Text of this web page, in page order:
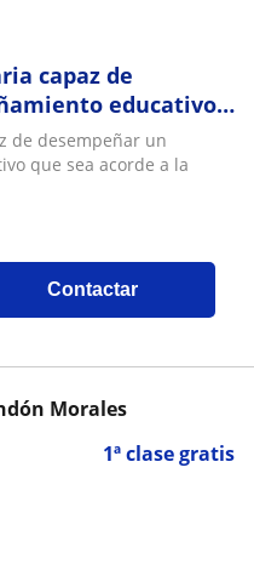
capaz de
educativo
la necesidad del
de desempeñar un
que sea acorde a la
Contactar
1ª clase gratis
Morales